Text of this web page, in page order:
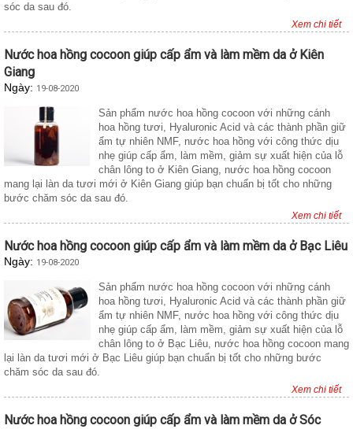
sóc da sau đó.
Xem chi tiết
Nước hoa hồng cocoon giúp cấp ẩm và làm mềm da ở Kiên
Giang
Ngày: 19-08-2020
Sản phẩm nước hoa hồng cocoon với những cánh
hoa hồng tươi, Hyaluronic Acid và các thành phần giữ
ẩm tự nhiên NMF, nước hoa hồng với công thức dịu
nhẹ giúp cấp ẩm, làm mềm, giảm sự xuất hiện của lỗ
chân lông to ở Kiên Giang, nước hoa hồng cocoon
mang lại làn da tươi mới ở Kiên Giang giúp bạn chuẩn bị tốt cho những
bước chăm sóc da sau đó.
Xem chi tiết
Nước hoa hồng cocoon giúp cấp ẩm và làm mềm da ở Bạc Liêu
Ngày: 19-08-2020
Sản phẩm nước hoa hồng cocoon với những cánh
hoa hồng tươi, Hyaluronic Acid và các thành phần giữ
ẩm tự nhiên NMF, nước hoa hồng với công thức dịu
nhẹ giúp cấp ẩm, làm mềm, giảm sự xuất hiện của lỗ
chân lông to ở Bạc Liêu, nước hoa hồng cocoon mang
lại làn da tươi mới ở Bạc Liêu giúp bạn chuẩn bị tốt cho những bước
chăm sóc da sau đó.
Xem chi tiết
Nước hoa hồng cocoon giúp cấp ẩm và làm mềm da ở Sóc